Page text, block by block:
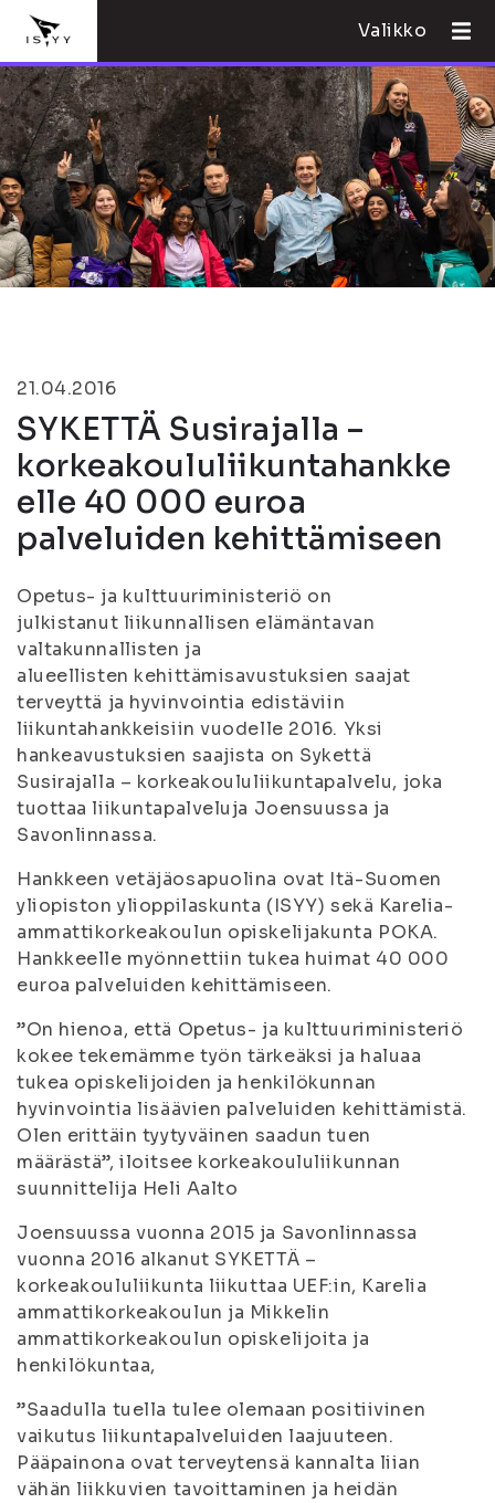
Valikko
21.04.2016
SYKETTÄ Susirajalla –
korkeakoululiikuntahankke
elle 40 000 euroa
palveluiden kehittämiseen
Opetus- ja kulttuuriministeriö on
julkistanut liikunnallisen elämäntavan
valtakunnallisten ja
alueellisten kehittämisavustuksien saajat
terveyttä ja hyvinvointia edistäviin
liikuntahankkeisiin vuodelle 2016. Yksi
hankeavustuksien saajista on Sykettä
Susirajalla – korkeakoululiikuntapalvelu, joka
tuottaa liikuntapalveluja Joensuussa ja
Savonlinnassa.
Hankkeen vetäjäosapuolina ovat Itä-Suomen
yliopiston ylioppilaskunta (ISYY) sekä Karelia-
ammattikorkeakoulun opiskelijakunta POKA.
Hankkeelle myönnettiin tukea huimat 40 000
euroa palveluiden kehittämiseen.
”On hienoa, että Opetus- ja kulttuuriministeriö
kokee tekemämme työn tärkeäksi ja haluaa
tukea opiskelijoiden ja henkilökunnan
hyvinvointia lisäävien palveluiden kehittämistä.
Olen erittäin tyytyväinen saadun tuen
määrästä”, iloitsee korkeakoululiikunnan
suunnittelija Heli Aalto
Joensuussa vuonna 2015 ja Savonlinnassa
vuonna 2016 alkanut SYKETTÄ –
korkeakoululiikunta liikuttaa UEF:in, Karelia
ammattikorkeakoulun ja Mikkelin
ammattikorkeakoulun opiskelijoita ja
henkilökuntaa,
”Saadulla tuella tulee olemaan positiivinen
vaikutus liikuntapalveluiden laajuuteen.
Pääpainona ovat terveytensä kannalta liian
vähän liikkuvien tavoittaminen ja heidän